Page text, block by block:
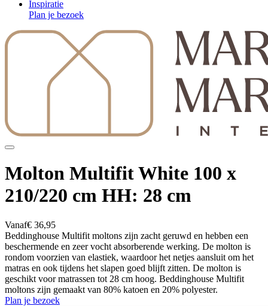
Inspiratie
Plan je bezoek
Molton Multifit White 100 x
210/220 cm HH: 28 cm
Vanaf€ 36,95
Beddinghouse Multifit moltons zijn zacht geruwd en hebben een
beschermende en zeer vocht absorberende werking. De molton is
rondom voorzien van elastiek, waardoor het netjes aansluit om het
matras en ook tijdens het slapen goed blijft zitten. De molton is
geschikt voor matrassen tot 28 cm hoog. Beddinghouse Multifit
moltons zijn gemaakt van 80% katoen en 20% polyester.
Plan je bezoek